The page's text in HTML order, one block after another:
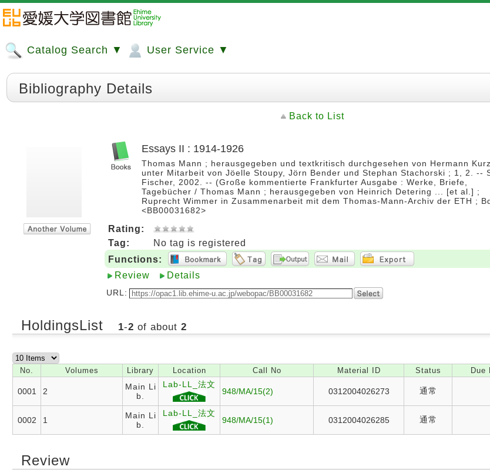
Catalog Search ▼ User Service ▼
Bibliography Details
Back to List
Essays II : 1914-1926
Thomas Mann ; herausgegeben und textkritisch durchgesehen von Hermann
unter Mitarbeit von Jöelle Stoupy, Jörn Bender und Stephan Stachorski ; 1, 2. --
Fischer, 2002. -- (Große kommentierte Frankfurter Ausgabe : Werke, Briefe,
Tagebücher / Thomas Mann ; herausgegeben von Heinrich Detering ... [et al.] ;
Ruprecht Wimmer in Zusammenarbeit mit dem Thomas-Mann-Archiv der ETH ;
<BB00031682>
Rating:
Tag:
No tag is registered
Functions:
Review
Details
URL:
HoldingsList 1-2 of about 2
No. Volumes Library Location Call No Material ID Status Due
0001 2
Main Li
b.
Lab-LL_法文
948/MA/15(2) 0312004026273 通常
0002 1
Main Li
b.
Lab-LL_法文
948/MA/15(1) 0312004026285 通常
Review